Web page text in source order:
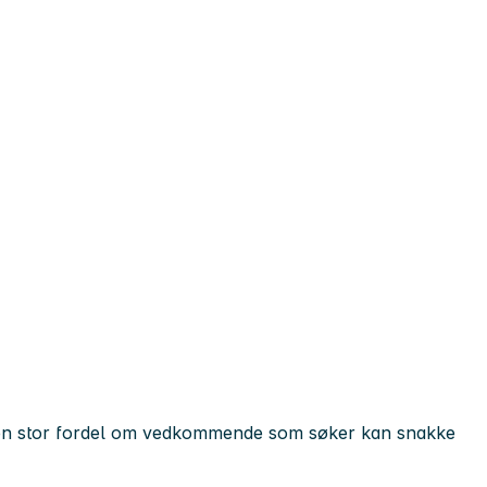
stor fordel om vedkommende som søker kan snakke